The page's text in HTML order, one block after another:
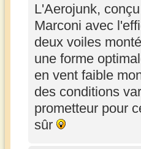
L'Aerojunk,
Marconi avec
deux voiles
une forme
en vent faible
des conditions
prometteur pour
sûr